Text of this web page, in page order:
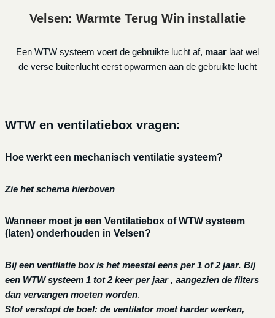
Velsen: Warmte Terug Win installatie
Een WTW systeem voert de gebruikte lucht af, maar laat wel
de verse buitenlucht eerst opwarmen aan de gebruikte lucht
WTW en ventilatiebox vragen:
Hoe werkt een mechanisch ventilatie systeem?
Zie het schema hierboven
Wanneer moet je een Ventilatiebox of WTW systeem
(laten) onderhouden in Velsen?
Bij een ventilatie box is het meestal eens per 1 of 2 jaar. Bij
een WTW systeem 1 tot 2 keer per jaar , aangezien de filters
dan vervangen moeten worden.
Stof verstopt de boel: de ventilator moet harder werken,